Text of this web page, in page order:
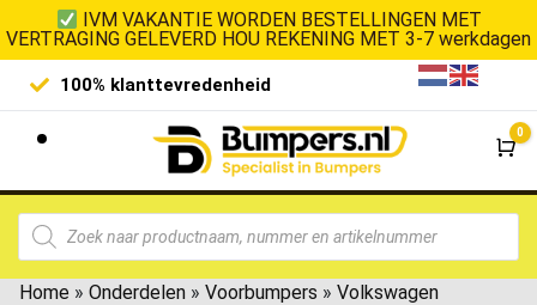
IVM VAKANTIE WORDEN BESTELLINGEN MET
VERTRAGING GELEVERD HOU REKENING MET 3-7 werkdagen
100% klanttevredenheid
0
Home » Onderdelen » Voorbumpers » Volkswagen